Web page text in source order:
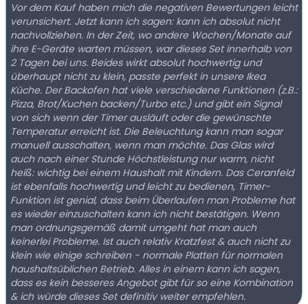
Vor dem Kauf haben mich die negativen Bewertungen leicht
verunsichert. Jetzt kann ich sagen: kann ich absolut nicht
nachvollziehen. In der Zeit, wo andere Wochen/Monate auf
ihre E-Geräte warten müssen, war dieses Set innerhalb von
2 Tagen bei uns. Beides wirkt absolut hochwertig und
überhaupt nicht zu klein, passte perfekt in unsere Ikea
Küche. Der Backofen hat viele verschiedene Funktionen (z.B.:
Pizza, Brot/Kuchen backen/Turbo etc.) und gibt ein Signal
von sich wenn der Timer ausläuft oder die gewünschte
Temperatur erreicht ist. Die Beleuchtung kann man sogar
manuell ausschalten, wenn man möchte. Das Glas wird
auch nach einer Stunde Höchstleistung nur warm, nicht
heiß: wichtig bei einem Haushalt mit Kindern. Das Ceranfeld
ist ebenfalls hochwertig und leicht zu bedienen, Timer-
Funktion ist genial, dass beim Überlaufen man Probleme hat
es wieder einzuschalten kann ich nicht bestätigen. Wenn
man ordnungsgemäß damit umgeht hat man auch
keinerlei Probleme. Ist auch relativ Kratzfest & auch nicht zu
klein wie einige schreiben - normale Platten für normalen
haushaltsüblichen Betrieb. Alles in einem kann ich sagen,
dass es kein besseres Angebot gibt für so eine Kombination
& ich würde dieses Set definitiv weiter empfehlen.